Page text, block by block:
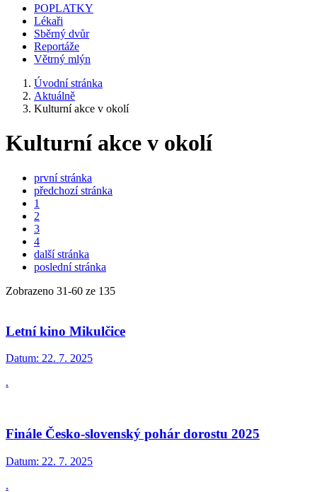
POPLATKY
Lékaři
Sběrný dvůr
Reportáže
Větrný mlýn
Úvodní stránka
Aktuálně
Kulturní akce v okolí
Kulturní akce v okolí
první stránka
předchozí stránka
1
2
3
4
další stránka
poslední stránka
Zobrazeno 31-60 ze 135
Letní kino Mikulčice
Datum: 22. 7. 2025
.
Finále Česko-slovenský pohár dorostu 2025
Datum: 22. 7. 2025
.